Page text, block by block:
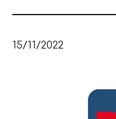
15/11/2022